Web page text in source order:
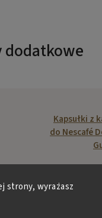
strony, wyrażasz
dodatkowe
Kapsułki z
do Nescafé